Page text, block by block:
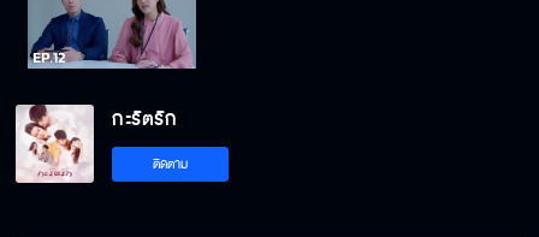
กะรัตรัก
ติดตาม